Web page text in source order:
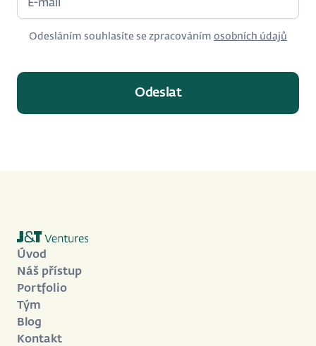
Odesláním souhlasíte se zpracováním osobních údajů
Úvod
Náš přístup
Portfolio
Tým
Blog
Kontakt